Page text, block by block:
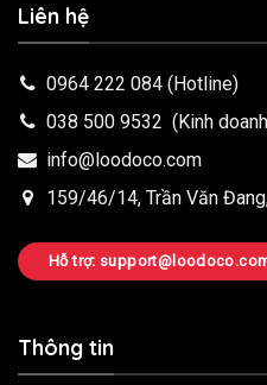
Liên hệ
0964 222 084 (Hotline)
038 500 9532 (Kinh
info@loodoco.com
159/46/14, Trần Văn
Hỗ trợ:
Thông tin